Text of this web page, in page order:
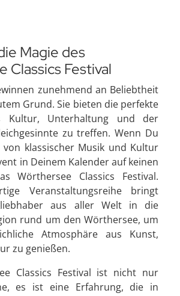
Magie des
Classics Festival
zunehmend an Beliebtheit
Grund. Sie bieten die perfekte
Kultur, Unterhaltung und der
zu treffen. Wenn Du
von klassischer Musik und Kultur
in Deinem Kalender auf keinen
Wörthersee Classics Festival.
Veranstaltungsreihe bringt
aus aller Welt in die
rund um den Wörthersee, um
Atmosphäre aus Kunst,
zu genießen.
Classics Festival ist nicht nur
es ist eine Erfahrung, die in